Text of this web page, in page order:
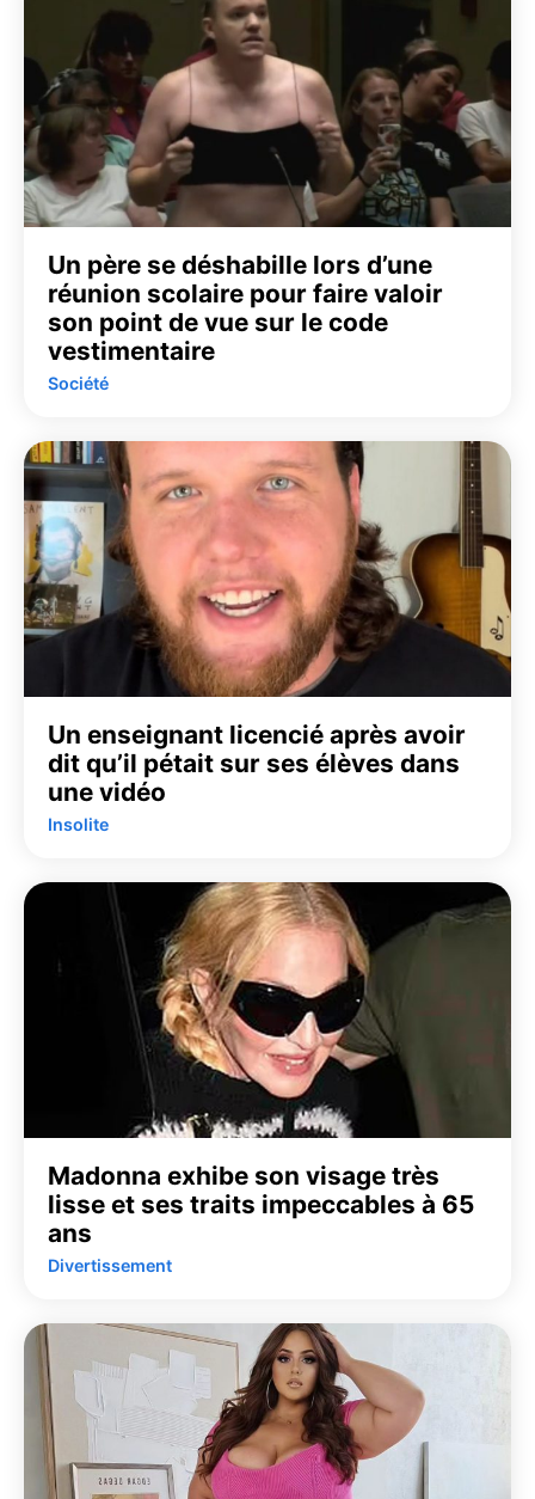
Un père se déshabille lors d’une
réunion scolaire pour faire valoir
son point de vue sur le code
vestimentaire
Société
Un enseignant licencié après avoir
dit qu’il pétait sur ses élèves dans
une vidéo
Insolite
Madonna exhibe son visage très
lisse et ses traits impeccables à 65
ans
Divertissement